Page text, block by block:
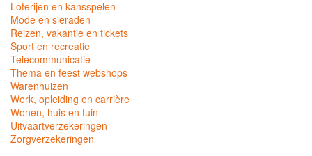
Loterijen en kansspelen
Mode en sieraden
Reizen, vakantie en tickets
Sport en recreatie
Telecommunicatie
Thema en feest webshops
Warenhuizen
Werk, opleiding en carrière
Wonen, huis en tuin
Uitvaartverzekeringen
Zorgverzekeringen